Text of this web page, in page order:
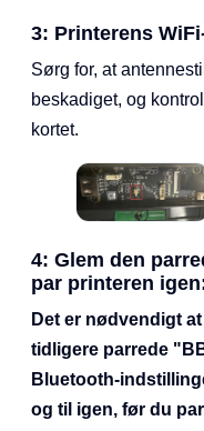
3: Printerens
Sørg for, at
beskadiget, og
kortet.
4: Glem den
par printeren
Det er nødvendigt
tidligere parrede
Bluetooth-
og til igen, før du